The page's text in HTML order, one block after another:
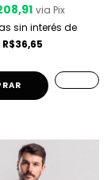
via Pix
sin interés de
R$36,65